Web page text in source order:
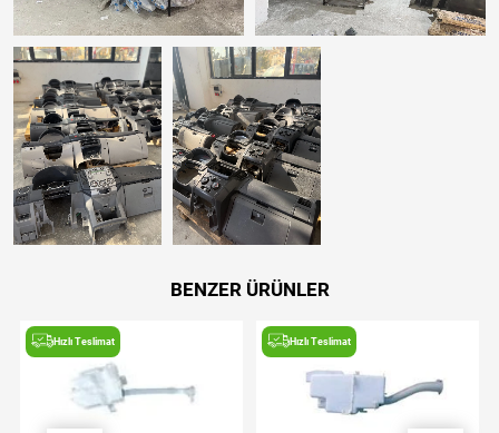
BENZER ÜRÜNLER
Hızlı Teslimat Hızlı Teslimat